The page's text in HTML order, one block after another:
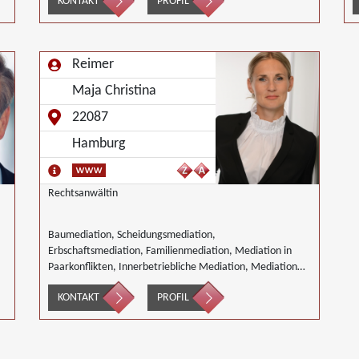
Reimer
Maja Christina
22087
Hamburg
Rechtsanwältin
Baumediation, Scheidungsmediation,
Erbschaftsmediation, Familienmediation, Mediation in
Paarkonflikten, Innerbetriebliche Mediation, Mediation
von Generationskonflikten, Mediation bei
Gesellschafterkonflikten, Mediation von
Unternehmensnachfolgen, Täter/Opfer Ausgleich,
KONTAKT PROFIL